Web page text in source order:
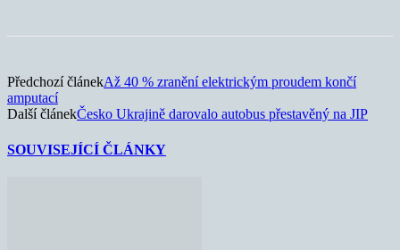
Předchozí článekAž 40 % zranění elektrickým proudem končí
amputací
Další článekČesko Ukrajině darovalo autobus přestavěný na JIP
SOUVISEJÍCÍ ČLÁNKY